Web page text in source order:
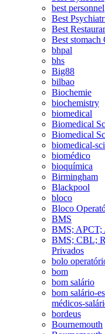
best personnel
Best
Best
Best stomach
bhpal
bhs
Big88
bilbao
Biochemie
biochemistry
biomedical
Biomedical
Biomedical
biomedical-
biomédico
bioquímica
Birmingham
Blackpool
bloco
Bloco
BMS
BMS;
BMS; CBL;
Privados
bolo
bom
bom salário
bom salário-
médicos-
bordeus
Bournemouth